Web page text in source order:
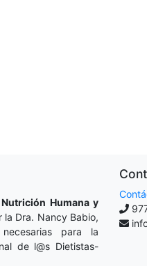
Humana y
la Dra. Nancy Babio,
para la
de l@s Dietistas-